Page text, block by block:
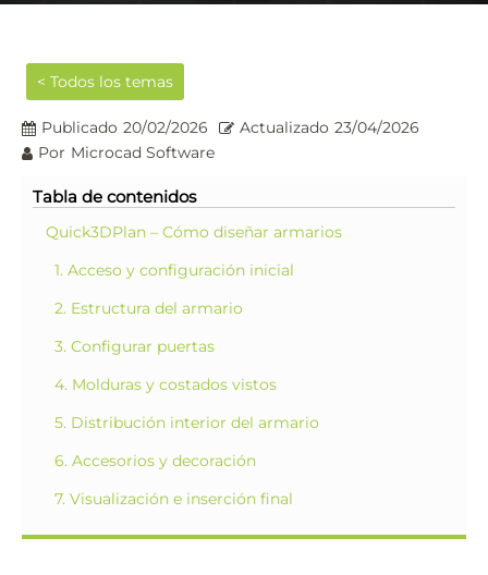
< Todos los temas
Publicado 20/02/2026 Actualizado 23/04/2026
Por Microcad Software
Tabla de contenidos
Quick3DPlan – Cómo diseñar armarios
1. Acceso y configuración inicial
2. Estructura del armario
3. Configurar puertas
4. Molduras y costados vistos
5. Distribución interior del armario
6. Accesorios y decoración
7. Visualización e inserción final